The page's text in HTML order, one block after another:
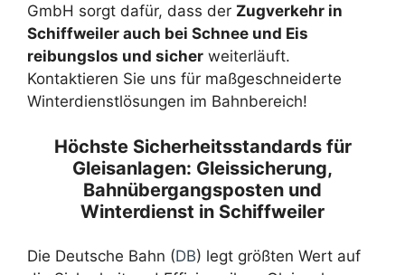
GmbH sorgt dafür, dass der Zugverkehr in
Schiffweiler auch bei Schnee und Eis
reibungslos und sicher weiterläuft.
Kontaktieren Sie uns für maßgeschneiderte
Winterdienstlösungen im Bahnbereich!
Höchste Sicherheitsstandards für
Gleisanlagen: Gleissicherung,
Bahnübergangsposten und
Winterdienst in Schiffweiler
Die Deutsche Bahn (DB) legt größten Wert auf